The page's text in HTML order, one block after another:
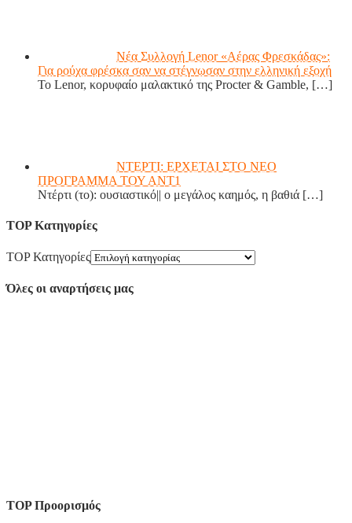
Νέα Συλλογή Lenor «Αέρας Φρεσκάδας»:
Για ρούχα φρέσκα σαν να στέγνωσαν στην ελληνική εξοχή
Το Lenor, κορυφαίο μαλακτικό της Procter & Gamble, […]
ΝΤΕΡΤΙ: ΕΡΧΕΤΑΙ ΣΤΟ ΝΕΟ
ΠΡΟΓΡΑΜΜΑ ΤΟΥ ΑΝΤ1
Ντέρτι (το): ουσιαστικό|| ο μεγάλος καημός, η βαθιά […]
TOP Κατηγορίες
TOP Κατηγορίες
Όλες οι αναρτήσεις μας
TOP Προορισμός